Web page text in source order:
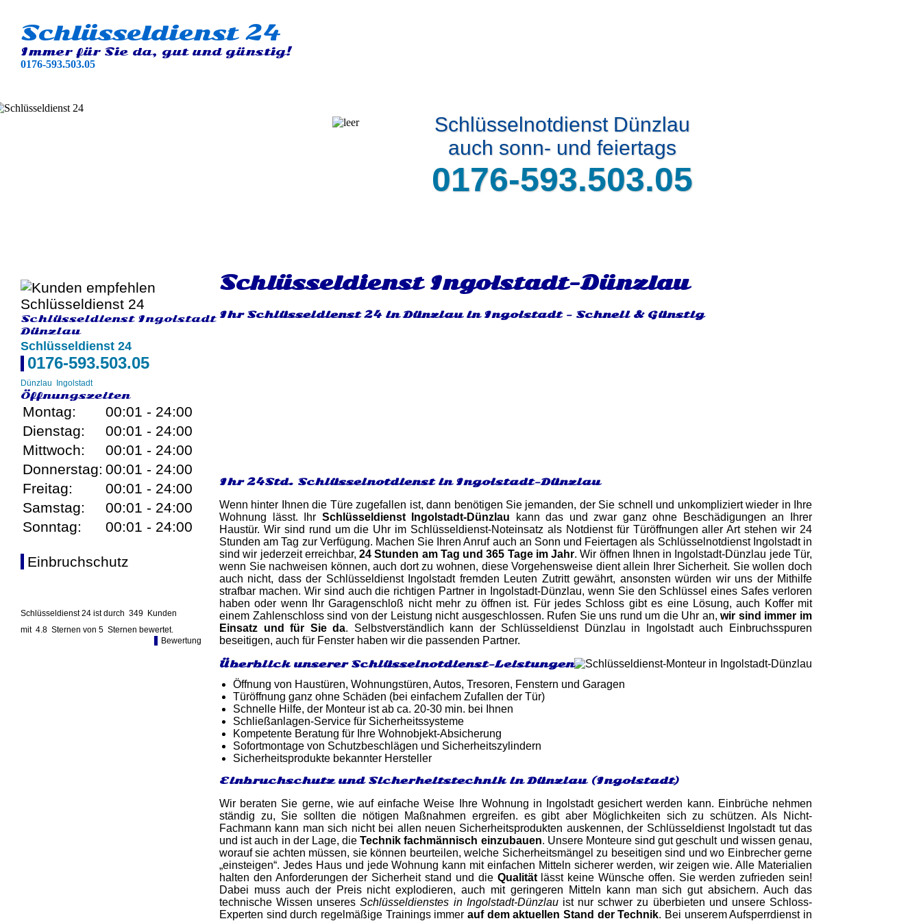
Schlüsseldienst 24
Immer für Sie da, gut und günstig!
0176-593.503.05
Schlüsselnotdienst Dünzlau
auch sonn- und feiertags
0176-593.503.05
Schlüsseldienst Ingolstadt
Dünzlau
Schlüsseldienst 24
0176-593.503.05
Dünzlau Ingolstadt
Öffnungszeiten
Montag:
00:01 - 24:00
Dienstag:
00:01 - 24:00
Mittwoch:
00:01 - 24:00
Donnerstag: 00:01 - 24:00
Freitag:
00:01 - 24:00
Samstag:
00:01 - 24:00
Sonntag:
00:01 - 24:00
Einbruchschutz
Schlüsseldienst 24 ist durch 349 Kunden
mit 4.8 Sternen von 5 Sternen bewertet.
Bewertung
Schlüsseldienst Ingolstadt-Dünzlau
Ihr Schlüsseldienst 24 in Dünzlau in Ingolstadt - Schnell & Günstig
Ihr 24Std. Schlüsselnotdienst in Ingolstadt-Dünzlau
Wenn hinter Ihnen die Türe zugefallen ist, dann benötigen Sie jemanden, der Sie schnell und unkompliziert wieder in Ihre
Wohnung lässt. Ihr Schlüsseldienst Ingolstadt-Dünzlau kann das und zwar ganz ohne Beschädigungen an Ihrer
Haustür. Wir sind rund um die Uhr im Schlüsseldienst-Noteinsatz als Notdienst für Türöffnungen aller Art stehen wir 24
Stunden am Tag zur Verfügung. Machen Sie Ihren Anruf auch an Sonn und Feiertagen als Schlüsselnotdienst Ingolstadt in
sind wir jederzeit erreichbar,24 Stunden am Tag und 365 Tage im Jahr. Wir öffnen Ihnen in Ingolstadt-Dünzlau jede Tür,
wenn Sie nachweisen können, auch dort zu wohnen, diese Vorgehensweise dient allein Ihrer Sicherheit. Sie wollen doch
auch nicht, dass der Schlüsseldienst Ingolstadt fremden Leuten Zutritt gewährt, ansonsten würden wir uns der Mithilfe
strafbar machen. Wir sind auch die richtigen Partner in Ingolstadt-Dünzlau, wenn Sie den Schlüssel eines Safes verloren
haben oder wenn Ihr Garagenschloß nicht mehr zu öffnen ist. Für jedes Schloss gibt es eine Lösung, auch Koffer mit
einem Zahlenschloss sind von der Leistung nicht ausgeschlossen. Rufen Sie uns rund um die Uhr an,wir sind immer im
Einsatz und für Sie da. Selbstverständlich kann der Schlüsseldienst Dünzlau in Ingolstadt auch Einbruchsspuren
beseitigen, auch für Fenster haben wir die passenden Partner.
Überblick unserer Schlüsselnotdienst-Leistungen
Öffnung von Haustüren, Wohnungstüren, Autos, Tresoren, Fenstern und Garagen
Türöffnung ganz ohne Schäden (bei einfachem Zufallen der Tür)
Schnelle Hilfe, der Monteur ist ab ca. 20-30 min. bei Ihnen
Schließanlagen-Service für Sicherheitssysteme
Kompetente Beratung für Ihre Wohnobjekt-Absicherung
Sofortmontage von Schutzbeschlägen und Sicherheitszylindern
Sicherheitsprodukte bekannter Hersteller
Einbruchschutz und Sicherheitstechnik in Dünzlau (Ingolstadt)
Wir beraten Sie gerne, wie auf einfache Weise Ihre Wohnung in Ingolstadt gesichert werden kann. Einbrüche nehmen
ständig zu, Sie sollten die nötigen Maßnahmen ergreifen. es gibt aber Möglichkeiten sich zu schützen. Als Nicht-
Fachmann kann man sich nicht bei allen neuen Sicherheitsprodukten auskennen, der Schlüsseldienst Ingolstadt tut das
und ist auch in der Lage, dieTechnik fachmännisch einzubauen. Unsere Monteure sind gut geschult und wissen genau,
worauf sie achten müssen, sie können beurteilen, welche Sicherheitsmängel zu beseitigen sind und wo Einbrecher gerne
„einsteigen“. Jedes Haus und jede Wohnung kann mit einfachen Mitteln sicherer werden, wir zeigen wie. Alle Materialien
halten den Anforderungen der Sicherheit stand und die Qualitätlässt keine Wünsche offen. Sie werden zufrieden sein!
Dabei muss auch der Preis nicht explodieren, auch mit geringeren Mitteln kann man sich gut absichern. Auch das
technische Wissen unseresSchlüsseldienstes in Ingolstadt-Dünzlauist nur schwer zu überbieten und unsere Schloss-
Experten sind durch regelmäßige Trainings immer auf dem aktuellen Stand der Technik. Bei unserem Aufsperrdienst in